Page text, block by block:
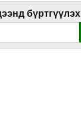
бүртгүүлэх